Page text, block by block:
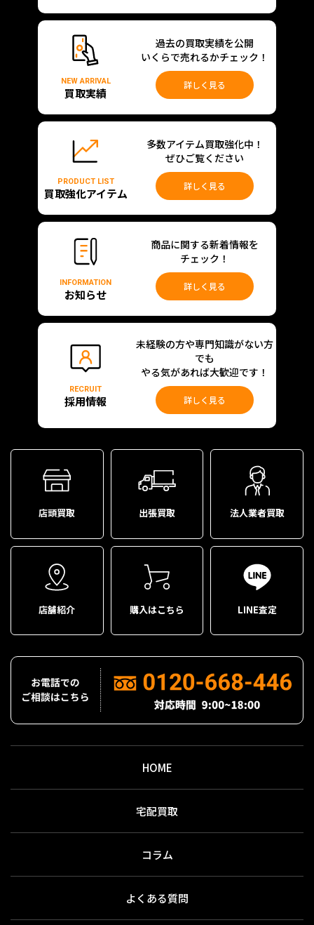
NEW ARRIVAL
買取実績
過去の買取実績を公開
いくらで売れるかチェック！
詳しく見る
PRODUCT LIST
買取強化アイテム
多数アイテム買取強化中！
ぜひご覧ください
詳しく見る
INFORMATION
お知らせ
商品に関する新着情報を
チェック！
詳しく見る
RECRUIT
採用情報
未経験の方や専門知識がない方
でも
やる気があれば大歓迎です！
詳しく見る
店頭買取 出張買取 法人業者買取
店舗紹介 購入はこちら LINE査定
HOME
宅配買取
コラム
よくある質問